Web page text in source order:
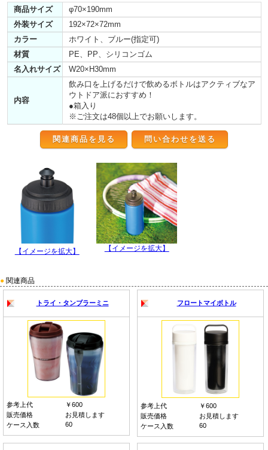
商品サイズ
φ70×190mm
外装サイズ
192×72×72mm
カラー
ホワイト、ブルー(指定可)
材質
PE、PP、シリコンゴム
名入れサイズ
W20×H30mm
内容
飲み口を上げるだけで飲めるボトルはアクティブなア
ウトドア派におすすめ！
●箱入り
※ご注文は48個以上でお願いします。
関連商品を見る
【イメージを拡大】 【イメージを拡大】
● 関連商品
トライ・タンブラーミニ
参考上代
￥600
販売価格
お見積します
ケース入数
60
フロートマイボトル
参考上代
￥600
販売価格
お見積します
ケース入数
60